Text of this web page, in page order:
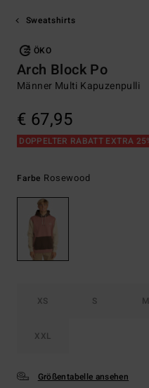
Sweatshirts
ÖKO
Arch Block Po
Männer Multi Kapuzenpulli
€ 67,95
DOPPELTER RABATT EXTRA
Farbe Rosewood
XS S M
XXL
Größentabelle ansehen